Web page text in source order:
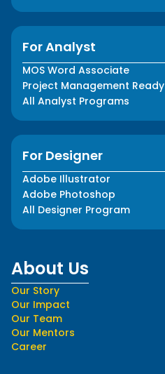
For Analyst
MOS Word Associate
Project Management Ready
All Analyst Programs
For Designer
Adobe Illustrator
Adobe Photoshop
All Designer Program
About Us
Our Story
Our Impact
Our Team
Our Mentors
Career